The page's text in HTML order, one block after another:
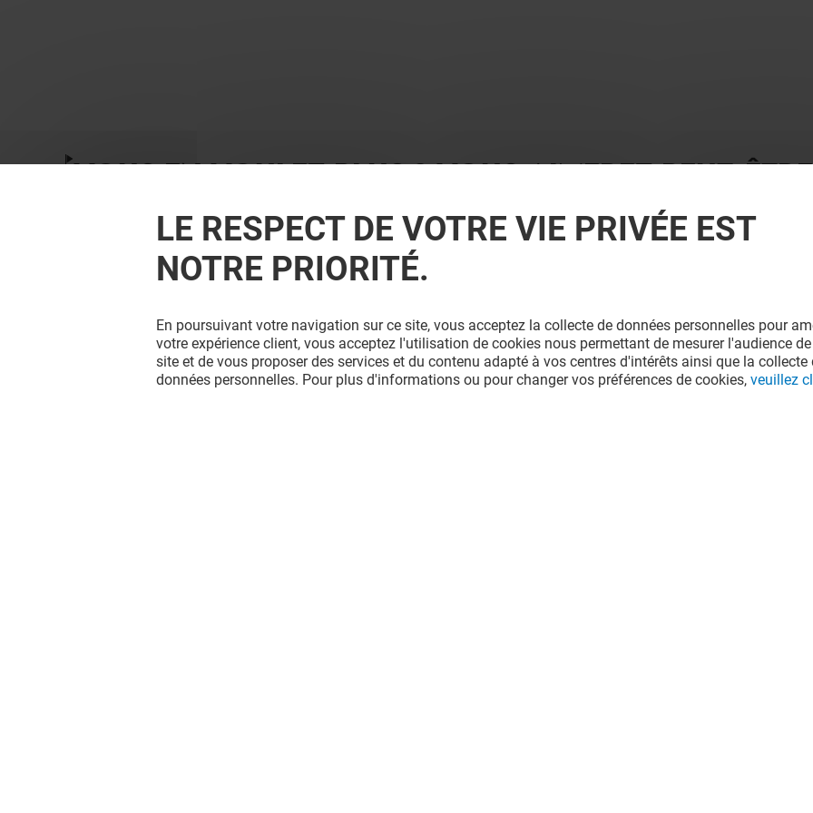
VOUS EN VOULEZ PLUS ? VOUS AIMEREZ PEUT-ÊTRE
LE RESPECT DE VOTRE VIE PRIVÉE EST
NOTRE PRIORITÉ.
En poursuivant votre navigation sur ce site, vous acceptez la collecte de données personnelles pour
votre expérience client, vous acceptez l'utilisation de cookies nous permettant de mesurer l'audience
site et de vous proposer des services et du contenu adapté à vos centres d'intérêts ainsi que la collecte
données personnelles. Pour plus d'informations ou pour changer vos préférences de cookies, veuillez